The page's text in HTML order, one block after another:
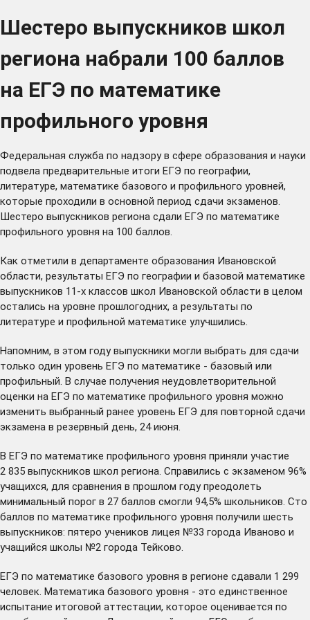
Шестеро выпускников школ
региона набрали 100 баллов
на ЕГЭ по математике
профильного уровня
Федеральная служба по надзору в сфере образования и науки
подвела предварительные итоги ЕГЭ по географии,
литературе, математике базового и профильного уровней,
которые проходили в основной период сдачи экзаменов.
Шестеро выпускников региона сдали ЕГЭ по математике
профильного уровня на 100 баллов.
Как отметили в департаменте образования Ивановской
области, результаты ЕГЭ по географии и базовой математике
выпускников 11-х классов школ Ивановской области в целом
остались на уровне прошлогодних, а результаты по
литературе и профильной математике улучшились.
Напомним, в этом году выпускники могли выбрать для сдачи
только один уровень ЕГЭ по математике - базовый или
профильный. В случае получения неудовлетворительной
оценки на ЕГЭ по математике профильного уровня можно
изменить выбранный ранее уровень ЕГЭ для повторной сдачи
экзамена в резервный день, 24 июня.
В ЕГЭ по математике профильного уровня приняли участие
2 835 выпускников школ региона. Справились с экзаменом 96%
учащихся, для сравнения в прошлом году преодолеть
минимальный порог в 27 баллов смогли 94,5% школьников. Сто
баллов по математике профильного уровня получили шесть
выпускников: пятеро учеников лицея №33 города Иваново и
учащийся школы №2 города Тейково.
ЕГЭ по математике базового уровня в регионе сдавали 1 299
человек. Математика базового уровня - это единственное
испытание итоговой аттестации, которое оценивается по